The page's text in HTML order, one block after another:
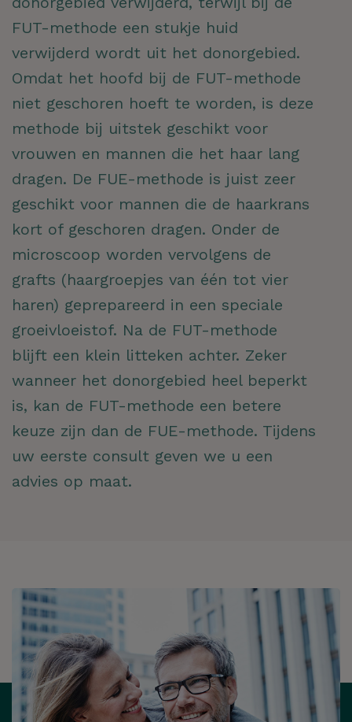
FUT-methode een stukje huid
verwijderd wordt uit het donorgebied.
Omdat het hoofd bij de FUT-methode
niet geschoren hoeft te worden, is deze
methode bij uitstek geschikt voor
vrouwen en mannen die het haar lang
dragen. De FUE-methode is juist zeer
geschikt voor mannen die de haarkrans
kort of geschoren dragen. Onder de
microscoop worden vervolgens de
grafts (haargroepjes van één tot vier
haren) geprepareerd in een speciale
groeivloeistof. Na de FUT-methode
blijft een klein litteken achter. Zeker
wanneer het donorgebied heel beperkt
is, kan de FUT-methode een betere
keuze zijn dan de FUE-methode. Tijdens
uw eerste consult geven we u een
advies op maat.